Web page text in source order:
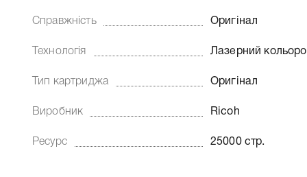
Справжність Оригінал
Технологія Лазерний
Тип картриджа Оригінал
Виробник Ricoh
Ресурс 25000 стр.